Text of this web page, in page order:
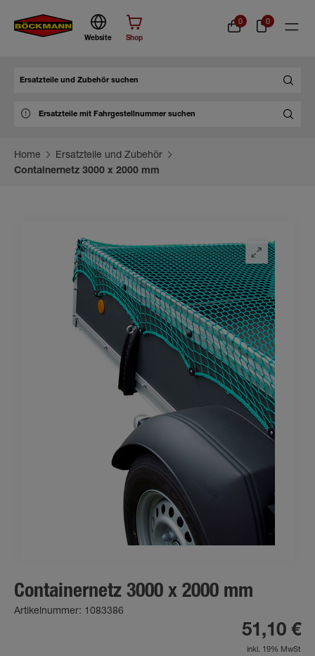
Website Shop
0 0
Home
Ersatzteile und Zubehör
Containernetz 3000 x 2000 mm
Containernetz 3000 x 2000 mm
Artikelnummer: 1083386
51,10 €
inkl. 19% MwSt